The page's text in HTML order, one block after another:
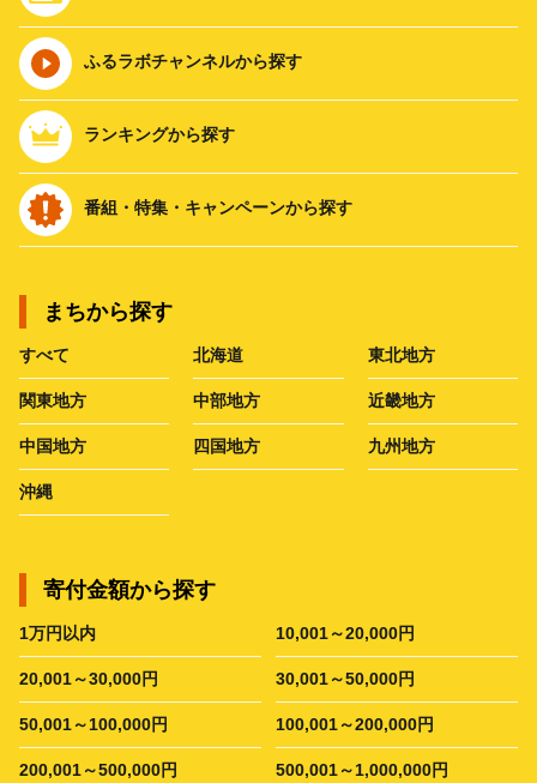
ふるラボチャンネルから探す
ランキングから探す
番組・特集・キャンペーンから探す
まちから探す
すべて 北海道 東北地方
関東地方 中部地方 近畿地方
中国地方 四国地方 九州地方
沖縄
寄付金額から探す
1万円以内 10,001～20,000円
20,001～30,000円 30,001～50,000円
50,001～100,000円 100,001～200,000円
200,001～500,000円 500,001～1,000,000円